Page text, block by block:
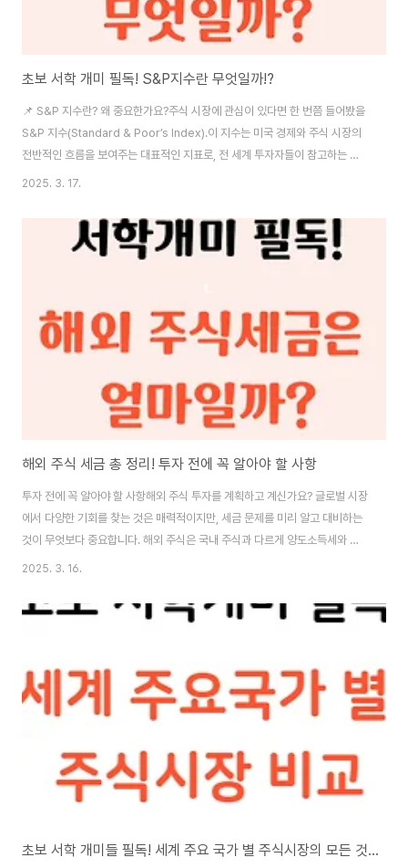
초보 서학 개미 필독! S&P지수란 무엇일까!?
📌 S&P 지수란? 왜 중요한가요?주식 시장에 관심이 있다면 한 번쯤 들어봤을
S&P 지수(Standard & Poor’s Index).이 지수는 미국 경제와 주식 시장의
전반적인 흐름을 보여주는 대표적인 지표로, 전 세계 투자자들이 참고하는 핵
심적인 주가 지수입니다.✅ S&P 지수를 활용하면?✔ 시장의 전반적인 건강 상
전략을 세우는 데 유용함S&P 지수는 단순한 숫자가 아니라, 경제의 방향성을
읽을 수 있는 중요한 도구입니다.이번 글에서는 S&P 지수의 종류와 함께 안정
적인 투자처가 될 수 있는 우량 주식을 소개해 드리겠습니다.💡 안전하면서도
주요 종..
2025. 3. 17.
해외 주식 세금 총 정리! 투자 전에 꼭 알아야 할 사항
투자 전에 꼭 알아야 할 사항해외 주식 투자를 계획하고 계신가요? 글로벌 시장
에서 다양한 기회를 찾는 것은 매력적이지만, 세금 문제를 미리 알고 대비하는
것이 무엇보다 중요합니다. 해외 주식은 국내 주식과 다르게 양도소득세와 배
당소득세가 적용되며, 신고 방법도 차이가 있습니다.이번 글에서는 **해외 주
까지 알려드리니 끝까지 읽어보세요!1. 해외 주식 세금의 기본 개념해외 주식을
사고팔거나 배당을 받을 때 세금이 부과됩니다. 주된 세금 항목은 다음과 같습
당소득세: 해외 주식 배당금을 받을 때 부과되는 세금환율 차익: 환율 변동으로
인한 차익도 세금 신고 대..
2025. 3. 16.
초보 서학 개미들 필독! 세계 주요 국가 별 주식시장의 모든 것 (+신흥 주식시장까지)